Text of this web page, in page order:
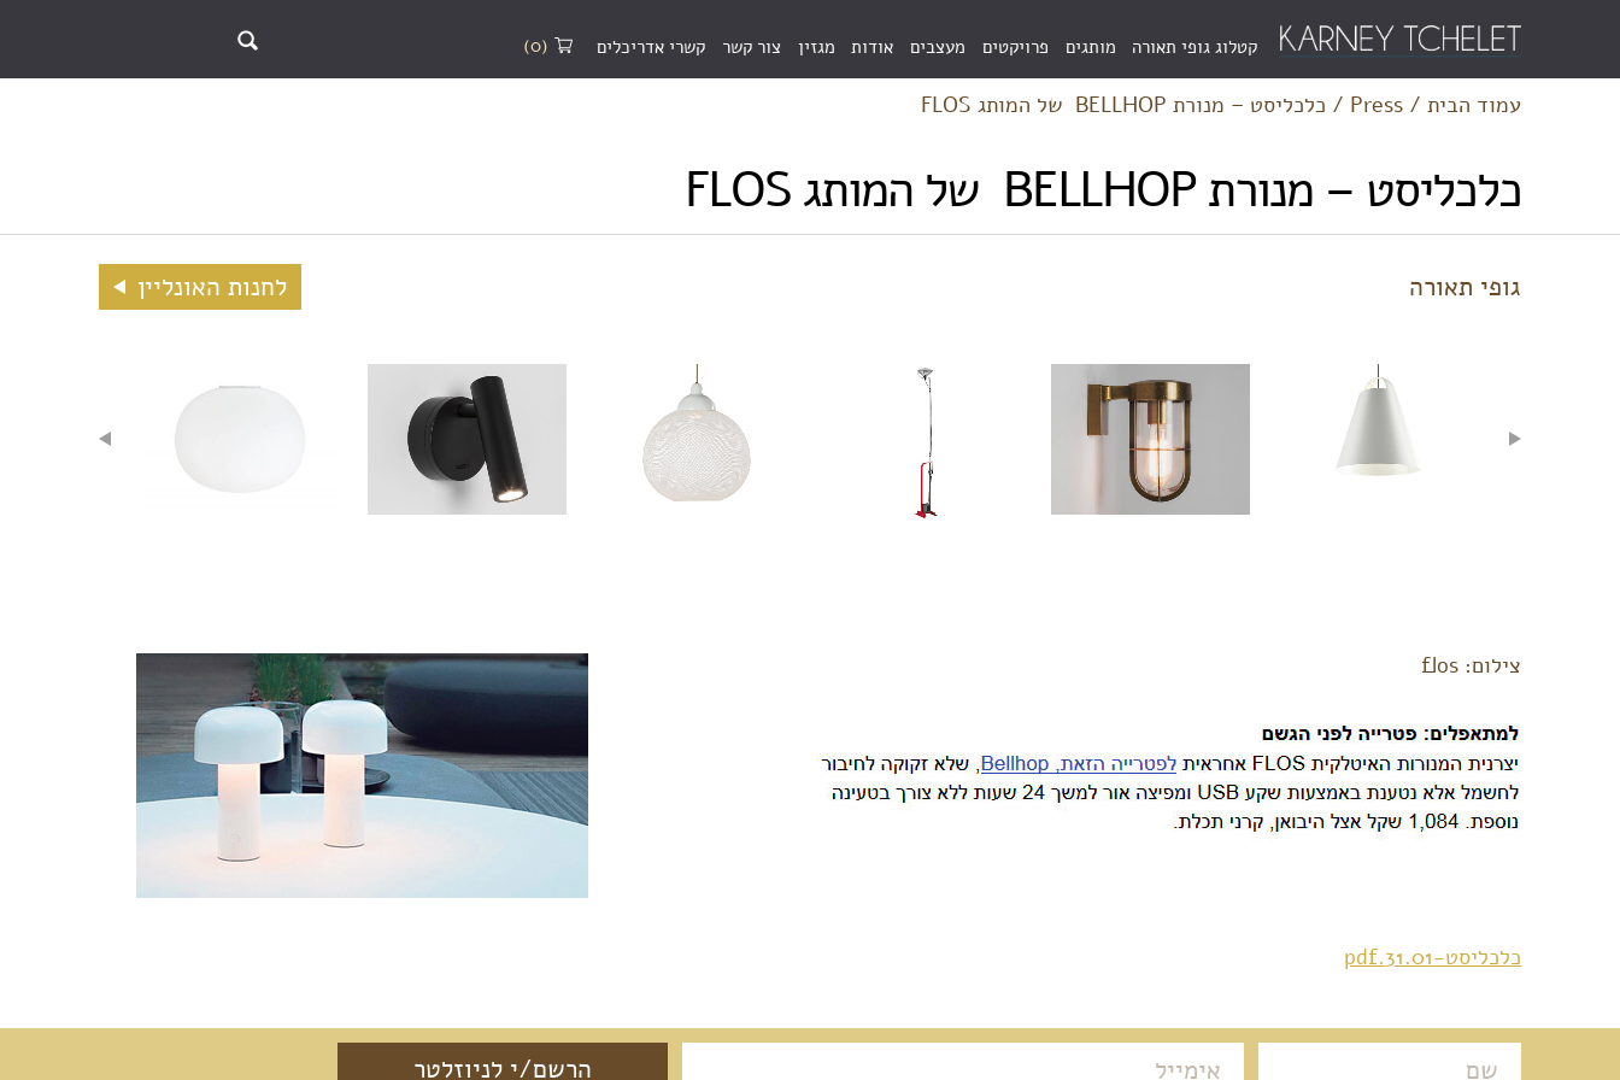
(0)
Menu
Bar
קטלוג גופי תאורה מותגים פרויקטים מעצבים אודות מגזין צור קשר קשרי אדריכלים
עמוד הבית /
Press
/ כלכליסט – מנורת BELLHOP של המותג FLOS
כלכליסט – מנורת BELLHOP של המותג FLOS
גופי תאורה לחנות האונליין
צילום: flos
כלכליסט-31.01.pdf